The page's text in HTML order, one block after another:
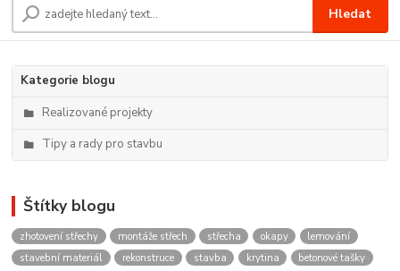
Hledat
Kategorie blogu
Realizované projekty
Tipy a rady pro stavbu
Štítky blogu
zhotovení střechy montáže střech střecha okapy
lemování
stavební materiál
rekonstruce stavba krytina
betonové tašky